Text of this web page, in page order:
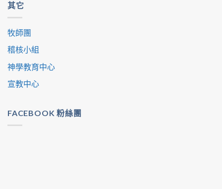
其它
牧師團
稽核小組
神學教育中心
宣教中心
FACEBOOK 粉絲團